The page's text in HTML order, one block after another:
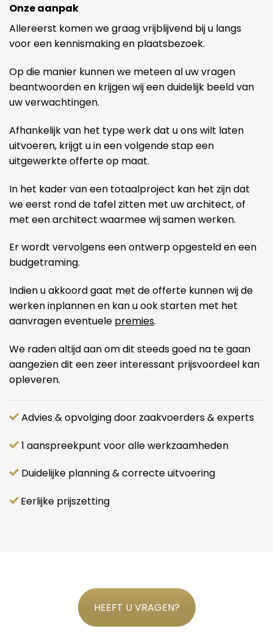
Onze aanpak
Allereerst komen we graag vrijblijvend bij u langs
voor een kennismaking en plaatsbezoek.
Op die manier kunnen we meteen al uw vragen
beantwoorden en krijgen wij een duidelijk beeld van
uw verwachtingen.
Afhankelijk van het type werk dat u ons wilt laten
uitvoeren, krijgt u in een volgende stap een
uitgewerkte offerte op maat.
In het kader van een totaalproject kan het zijn dat
we eerst rond de tafel zitten met uw architect, of
met een architect waarmee wij samen werken.
Er wordt vervolgens een ontwerp opgesteld en een
budgetraming.
Indien u akkoord gaat met de offerte kunnen wij de
werken inplannen en kan u ook starten met het
aanvragen eventuele premies.
We raden altijd aan om dit steeds goed na te gaan
aangezien dit een zeer interessant prijsvoordeel kan
opleveren.
Advies & opvolging door zaakvoerders & experts
1 aanspreekpunt voor alle werkzaamheden
Duidelijke planning & correcte uitvoering
Eerlijke prijszetting
HEEFT U VRAGEN?